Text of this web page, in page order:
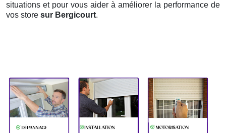
situations et pour vous aider à améliorer la performance de
vos store sur Bergicourt.